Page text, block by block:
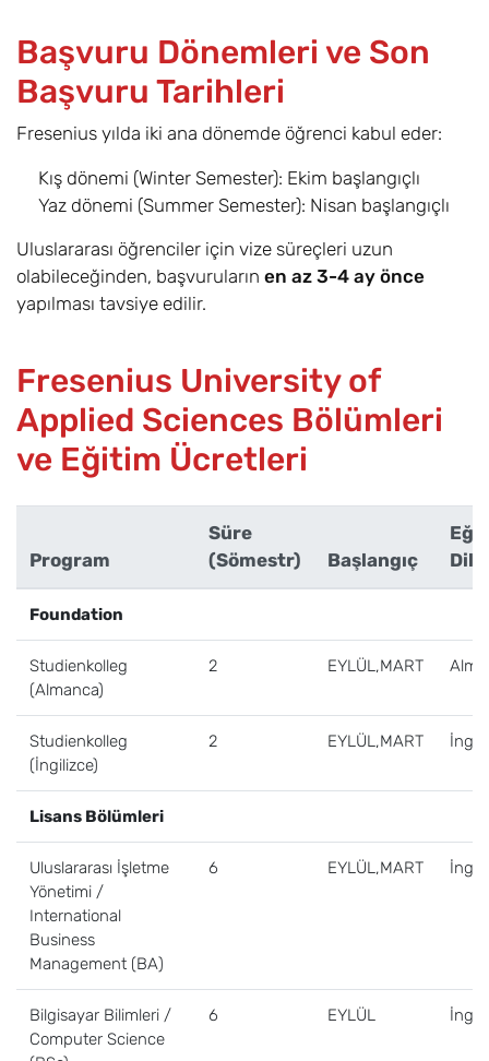
Başvuru Dönemleri ve Son
Başvuru Tarihleri
Fresenius yılda iki ana dönemde öğrenci kabul eder:
Kış dönemi (Winter Semester): Ekim başlangıçlı
Yaz dönemi (Summer Semester): Nisan başlangıçlı
Uluslararası öğrenciler için vize süreçleri uzun
olabileceğinden, başvuruların en az 3-4 ay önce
yapılması tavsiye edilir.
Fresenius University of
Applied Sciences Bölümleri
ve Eğitim Ücretleri
Program
Süre
(Sömestr)
Başlangıç
Dili
Foundation
Studienkolleg
(Almanca)
2 EYLÜL,MART
Studienkolleg
(İngilizce)
2 EYLÜL,MART
Lisans Bölümleri
Uluslararası İşletme
Yönetimi /
International
Business
Management (BA)
6 EYLÜL,MART
Bilgisayar Bilimleri /
Computer Science
6 EYLÜL